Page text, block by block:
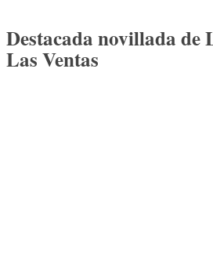
Destacada novillada de
Las Ventas